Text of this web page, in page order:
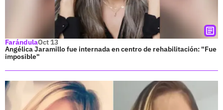
FarándulaOct 13
Angélica Jaramillo fue internada en centro de rehabilitación: "Fue
imposible"